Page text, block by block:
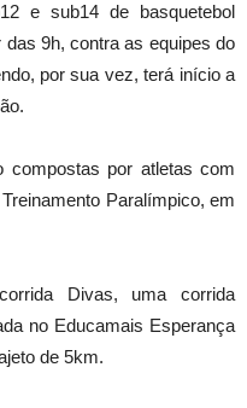
e sub14 de basquetebol
9h, contra as equipes do
por sua vez, terá início a
compostas por atletas com
Paralímpico, em
Divas, uma corrida
no Educamais Esperança
de 5km.